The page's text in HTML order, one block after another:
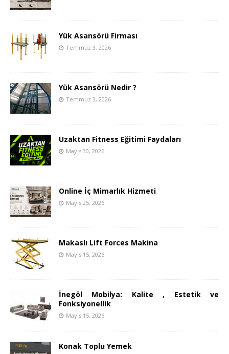
Yük Asansörü Firması
Temmuz 3, 2026
Yük Asansörü Nedir ?
Temmuz 3, 2026
Uzaktan Fitness Eğitimi Faydaları
Mayıs 30, 2026
Online İç Mimarlık Hizmeti
Mayıs 25, 2026
Makaslı Lift Forces Makina
Mayıs 15, 2026
İnegöl Mobilya: Kalite , Estetik ve
Fonksiyonellik
Mayıs 15, 2026
Konak Toplu Yemek